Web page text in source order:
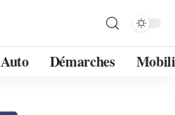
Auto Démarches